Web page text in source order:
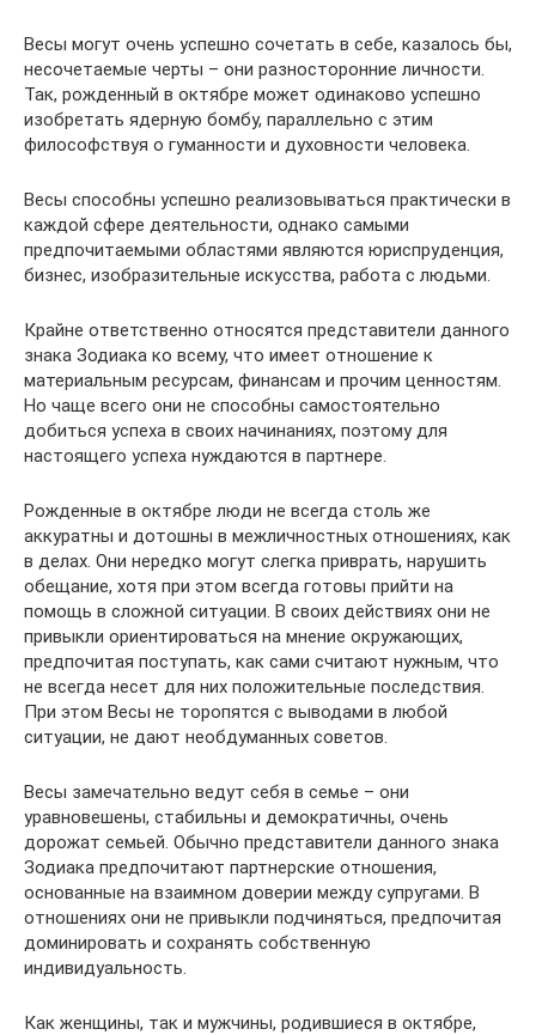
Весы могут очень успешно сочетать в себе, казалось бы,
несочетаемые черты – они разносторонние личности.
Так, рожденный в октябре может одинаково успешно
изобретать ядерную бомбу, параллельно с этим
философствуя о гуманности и духовности человека.
Весы способны успешно реализовываться практически в
каждой сфере деятельности, однако самыми
предпочитаемыми областями являются юриспруденция,
бизнес, изобразительные искусства, работа с людьми.
Крайне ответственно относятся представители данного
знака Зодиака ко всему, что имеет отношение к
материальным ресурсам, финансам и прочим ценностям.
Но чаще всего они не способны самостоятельно
добиться успеха в своих начинаниях, поэтому для
настоящего успеха нуждаются в партнере.
Рожденные в октябре люди не всегда столь же
аккуратны и дотошны в межличностных отношениях, как
в делах. Они нередко могут слегка приврать, нарушить
обещание, хотя при этом всегда готовы прийти на
помощь в сложной ситуации. В своих действиях они не
привыкли ориентироваться на мнение окружающих,
предпочитая поступать, как сами считают нужным, что
не всегда несет для них положительные последствия.
При этом Весы не торопятся с выводами в любой
ситуации, не дают необдуманных советов.
Весы замечательно ведут себя в семье – они
уравновешены, стабильны и демократичны, очень
дорожат семьей. Обычно представители данного знака
Зодиака предпочитают партнерские отношения,
основанные на взаимном доверии между супругами. В
отношениях они не привыкли подчиняться, предпочитая
доминировать и сохранять собственную
индивидуальность.
Как женщины, так и мужчины, родившиеся в октябре,